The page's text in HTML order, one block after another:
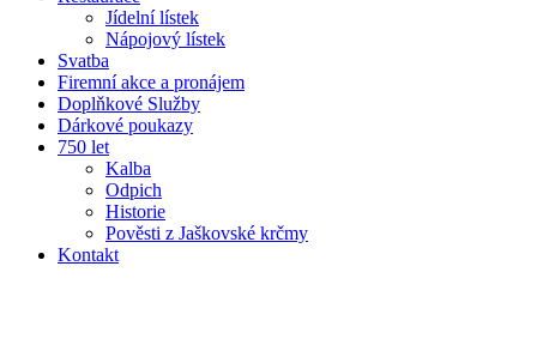
Jídelní lístek
Nápojový lístek
Svatba
Firemní akce a pronájem
Doplňkové Služby
Dárkové poukazy
750 let
Kalba
Odpich
Historie
Pověsti z Jaškovské krčmy
Kontakt